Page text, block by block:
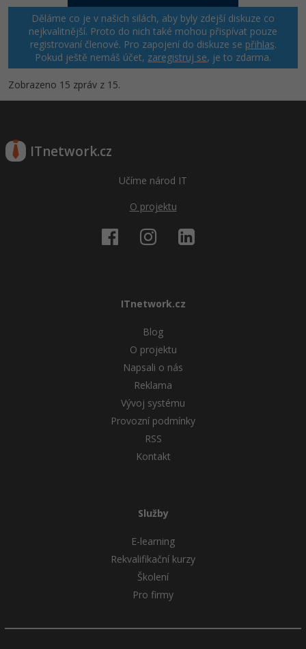
Děláme co je v našich silách, aby byly zdejší diskuze co
nejkvalitnější. Proto do nich také mohou přispívat pouze
registrovaní členové. Pro zapojení do diskuze se přihlas.
Pokud ještě nemáš účet, zaregistruj se, je to zdarma.
Zobrazeno 15 zpráv z 15.
ITnetwork.cz
Učíme národ IT
O projektu
ITnetwork.cz
Blog
O projektu
Napsali o nás
Reklama
Vývoj systému
Provozní podmínky
RSS
Kontakt
Služby
E-learning
Rekvalifikační kurzy
Školení
Pro firmy